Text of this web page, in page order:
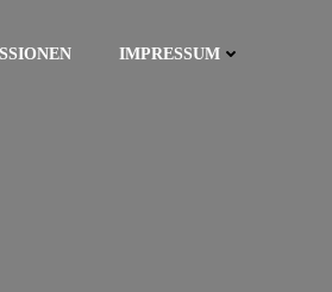
IMPRESSUM